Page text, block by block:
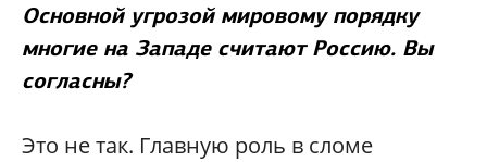
Основной угрозой мировому порядку
многие на Западе считают Россию. Вы
согласны?
Это не так. Главную роль в сломе